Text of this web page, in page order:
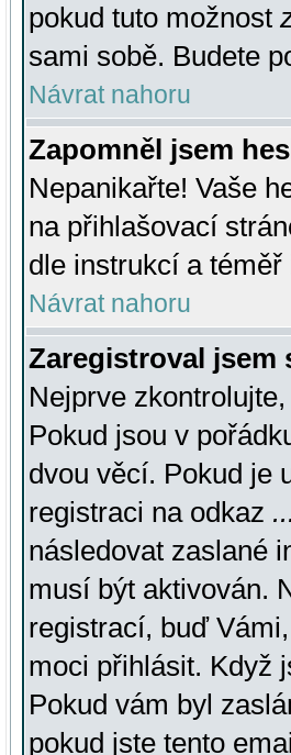
pokud tuto možnost
sami sobě. Budete
Návrat nahoru
Zapomněl jsem
Nepanikařte! Vaše
na přihlašovací
dle instrukcí a
Návrat nahoru
Zaregistroval jsem
Nejprve
Pokud jsou v
dvou věcí. Pokud je
registraci na odkaz
následovat zaslané
musí být aktivován.
registrací, buď
moci přihlásit. Když
Pokud vám byl
pokud jste tento